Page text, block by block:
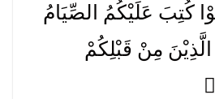
كُتِبَ عَلَيْكُمُ الصِّيَامُ
مِنْ قَبْلِكُمْ